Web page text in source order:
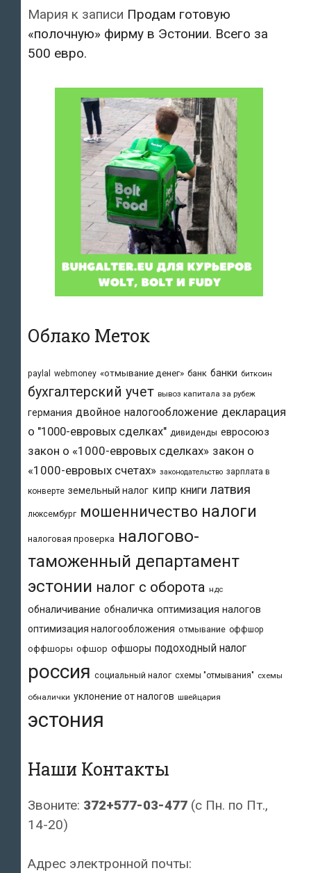
Мария к записи Продам готовую
«полочную» фирму в Эстонии. Всего за
500 евро.
Облако Меток
paylal webmoney «отмывание денег» банк банки биткоин
бухгалтерский учет вывоз капитала за рубеж
германия двойное налогообложение декларация
о "1000-евровых сделках" дивиденды евросоюз
закон о «1000-евровых сделках» закон о
«1000-евровых счетах» законодательство зарплата в
конверте земельный налог кипр книги латвия
люксембург мошенничество налоги
налоговая проверка налогово-
таможенный департамент
эстонии налог с оборота ндс
обналичивание обналичка оптимизация налогов
оптимизация налогообложения отмывание оффшор
оффшоры офшор офшоры подоходный налог
россия социальный налог схемы "отмывания" схемы
обналички уклонение от налогов швейцария
эстония
Наши Контакты
Звоните: 372+577-03-477 (с Пн. по Пт.,
14-20)
Адрес электронной почты: